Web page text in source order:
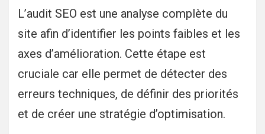
L’audit SEO est une analyse complète du
site afin d’identifier les points faibles et les
axes d’amélioration. Cette étape est
cruciale car elle permet de détecter des
erreurs techniques, de définir des priorités
et de créer une stratégie d’optimisation.